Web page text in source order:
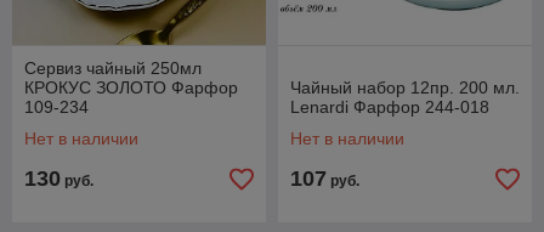
Сервиз чайный 250мл
КРОКУС ЗОЛОТО Фарфор
109-234
Нет в наличии
130 руб.
Чайный набор 12пр. 200 мл.
Lenardi Фарфор 244-018
Нет в наличии
107 руб.